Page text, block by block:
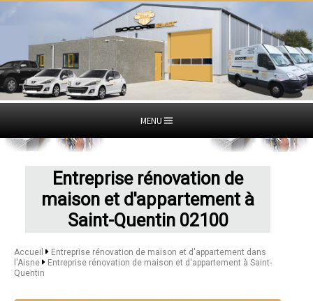
MENU
Entreprise rénovation de
maison et d'appartement à
Saint-Quentin 02100
Accueil
Entreprise rénovation de maison et d'appartement dans
l'Aisne
Entreprise rénovation de maison et d'appartement à Saint-
Quentin